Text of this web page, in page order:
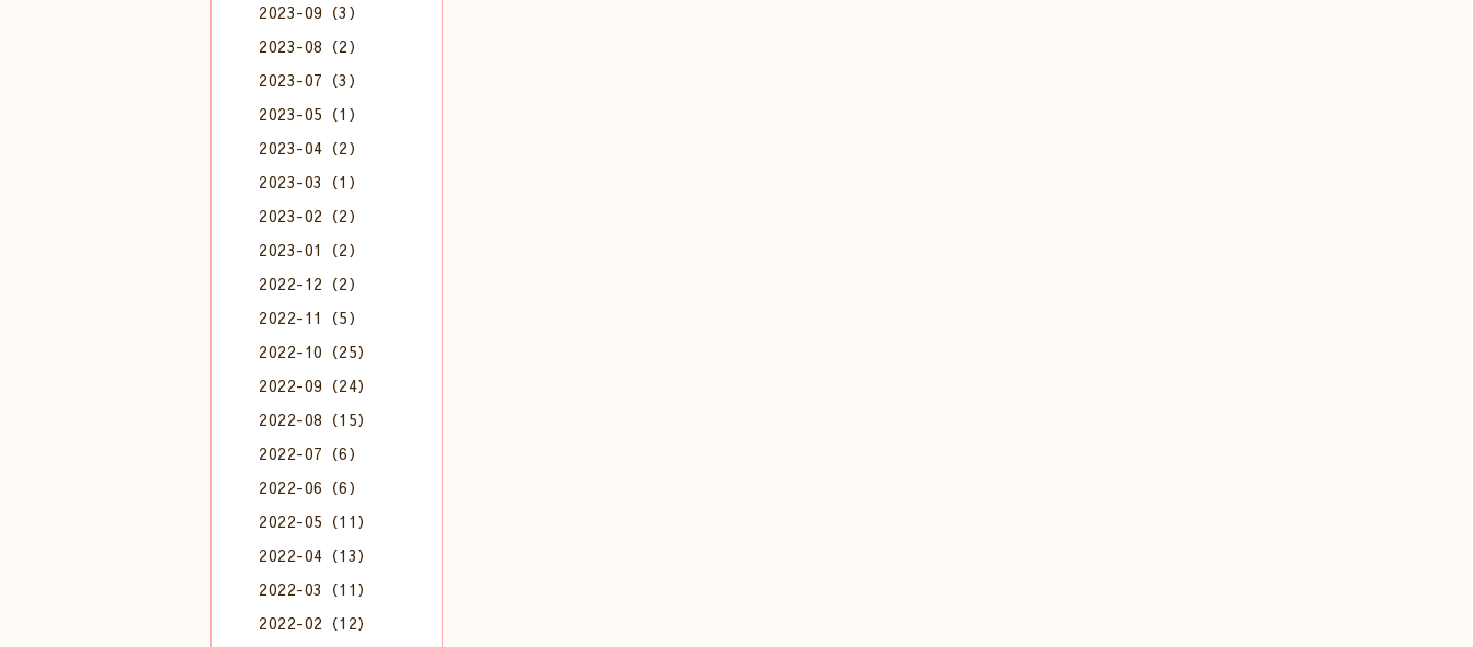
2023-09（3）
2023-08（2）
2023-07（3）
2023-05（1）
2023-04（2）
2023-03（1）
2023-02（2）
2023-01（2）
2022-12（2）
2022-11（5）
2022-10（25）
2022-09（24）
2022-08（15）
2022-07（6）
2022-06（6）
2022-05（11）
2022-04（13）
2022-03（11）
2022-02（12）